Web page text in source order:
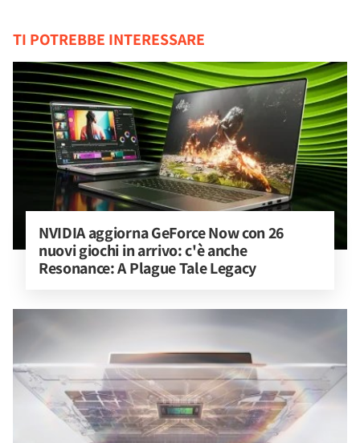
TI POTREBBE INTERESSARE
NVIDIA aggiorna GeForce Now con 26
nuovi giochi in arrivo: c'è anche
Resonance: A Plague Tale Legacy